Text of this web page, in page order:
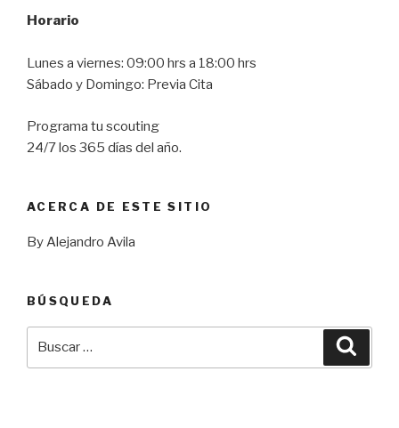
Horario
Lunes a viernes: 09:00 hrs a 18:00 hrs
Sábado y Domingo: Previa Cita
Programa tu scouting
24/7 los 365 días del año.
ACERCA DE ESTE SITIO
By Alejandro Avila
BÚSQUEDA